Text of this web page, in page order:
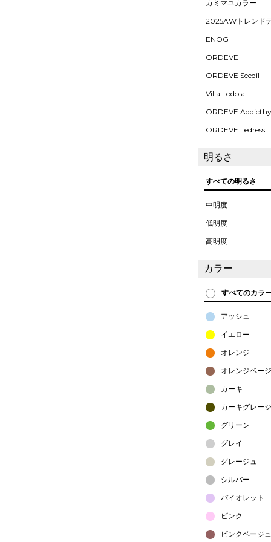
カミマユカラー
2025AWトレンド
ENOG
ORDEVE
ORDEVE Seedil
Villa Lodola
ORDEVE Addicthy
ORDEVE Ledress
明るさ
すべての明るさ
中明度
低明度
高明度
カラー
すべてのカラ
アッシュ
イエロー
オレンジ
オレンジベー
カーキ
カーキグレー
グリーン
グレイ
グレージュ
シルバー
バイオレット
ピンク
ピンクベージュ